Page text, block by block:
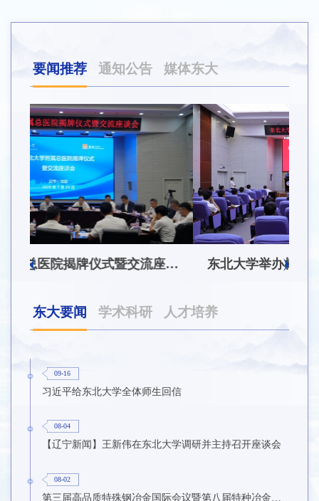
要闻推荐 通知公告 媒体东大
东北大学举办树立和践行正确政绩观学习教育培训班
东大要闻 学术科研 人才培养
09-16
习近平给东北大学全体师生回信
08-04
【辽宁新闻】王新伟在东北大学调研并主持召开座谈会
08-02